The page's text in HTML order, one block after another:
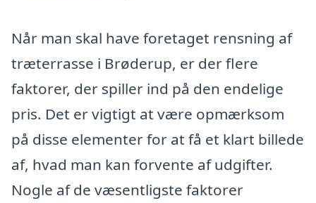
Når man skal have foretaget rensning af
træterrasse i Brøderup, er der flere
faktorer, der spiller ind på den endelige
pris. Det er vigtigt at være opmærksom
på disse elementer for at få et klart billede
af, hvad man kan forvente af udgifter.
Nogle af de væsentligste faktorer